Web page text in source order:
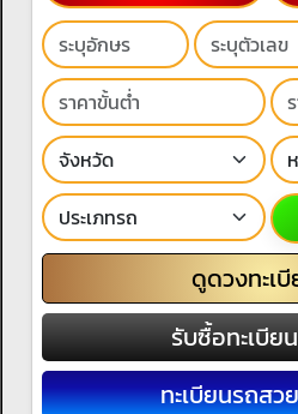
ดูดวงทะเ
รับซื้อทะเบีย
ทะเบียนรถสว